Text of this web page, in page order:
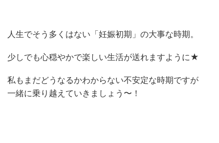
人生でそう多くはない「妊娠初期」の大事な時期。
少しでも心穏やかで楽しい生活が送れますように★
私もまだどうなるかわからない不安定な時期ですが
一緒に乗り越えていきましょう〜！